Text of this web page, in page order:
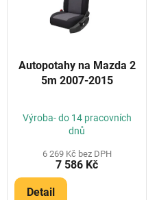
Autopotahy na Mazda 2
5m 2007-2015
Výroba- do 14 pracovních
dnů
6 269 Kč bez DPH
7 586 Kč
Detail